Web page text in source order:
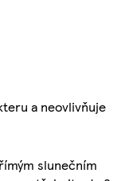
a neovlivňuje
slunečním